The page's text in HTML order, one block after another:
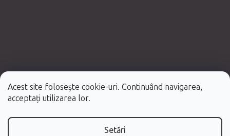
Acest site folosește cookie-uri. Continuând navigarea,
acceptați utilizarea lor.
Setări
Creat de Shoptet Premium